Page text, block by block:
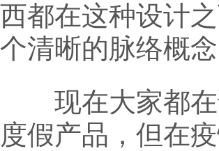
西都在这种设计
个清晰的脉络概
现在大家都在
度假产品，但在